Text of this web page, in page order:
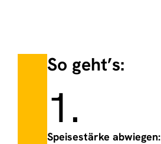
So geht’s:
1.
Speisestärke abwiegen: